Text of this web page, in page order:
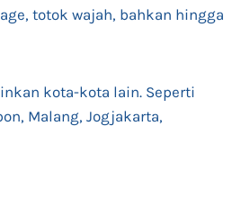
totok wajah, bahkan hingga
kota-kota lain. Seperti
Malang, Jogjakarta,